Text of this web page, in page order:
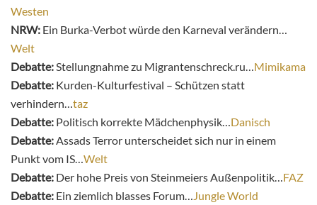
Westen
NRW: Ein Burka-Verbot würde den Karneval verändern…
Welt
Debatte:Stellungnahme zu Migrantenschreck.ru…Mimikama
Debatte: Kurden-Kulturfestival – Schützen statt
verhindern…taz
Debatte: Politisch korrekte Mädchenphysik…Danisch
Debatte:Assads Terror unterscheidet sich nur in einem
Punkt vom IS…Welt
Debatte: Der hohe Preis von Steinmeiers Außenpolitik…FAZ
Debatte: Ein ziemlich blasses Forum…Jungle World